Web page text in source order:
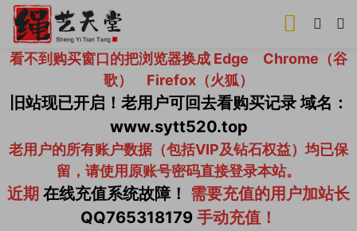
看不到购买窗口的把浏览器换成 Edge Chrome（谷
歌） Firefox（火狐）
旧站现已开启！老用户可回去看购买记录 域名：
www.sytt520.top
老用户的所有账户数据（包括VIP及钻石权益）均已保
留，请使用原账号密码直接登录本站。
近期 在线充值系统故障！ 需要充值的用户加站长
QQ765318179 手动充值！